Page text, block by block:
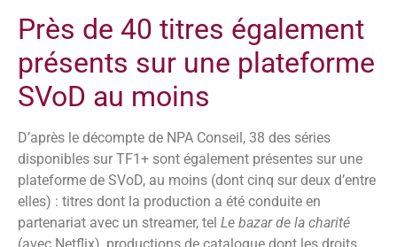
Près de 40 titres également
présents sur une plateforme
SVoD au moins
D’après le décompte de NPA Conseil, 38 des séries
disponibles sur TF1+ sont également présentes sur une
plateforme de SVoD, au moins (dont cinq sur deux d’entre
elles) : titres dont la production a été conduite en
partenariat avec un streamer, tel Le bazar de la charité